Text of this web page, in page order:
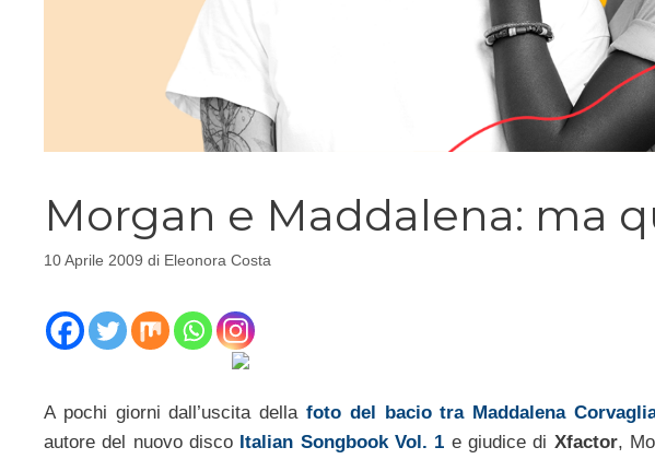
Morgan e Maddalena: ma
10 Aprile 2009 di Eleonora Costa
A pochi giorni dall’uscita della foto del bacio tra Maddalena
autore del nuovo disco Italian Songbook Vol. 1 e giudice di Xfactor,